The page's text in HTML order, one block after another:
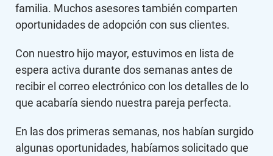
familia. Muchos asesores también comparten
oportunidades de adopción con sus clientes.
Con nuestro hijo mayor, estuvimos en lista de
espera activa durante dos semanas antes de
recibir el correo electrónico con los detalles de lo
que acabaría siendo nuestra pareja perfecta.
En las dos primeras semanas, nos habían surgido
algunas oportunidades, habíamos solicitado que